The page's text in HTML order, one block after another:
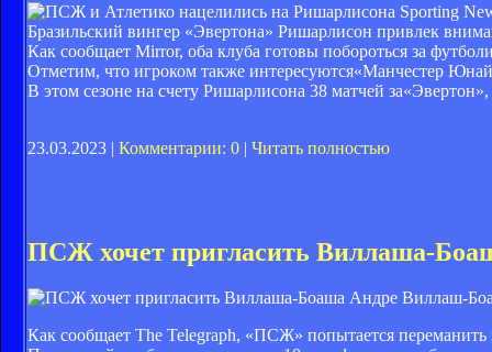
Sporting
Бразильский вингер «Эвертона» Ришарлисон привлек
Как сообщает Mirror, оба клуба готовы побороться за
Отметим, что игроком также интересуются«Манчестер
В этом сезоне на счету Ришарлисона 38 матчей
23.03.2023 | Комментарии: 0 | Читать полностью
ПСЖ хочет пригласить Виллаша-
Андре Виллаш-
Как сообщает The Telegraph, «ПСЖ» попытается переманить